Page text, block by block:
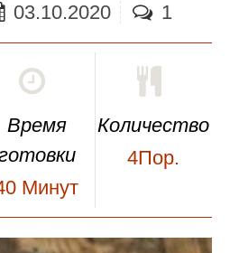
03.10.2020 1
Время
Минут
Количество
4Пор.